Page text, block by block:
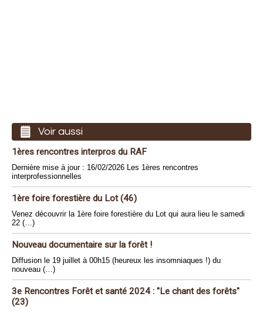
Voir aussi
1ères rencontres interpros du RAF
Dernière mise à jour : 16/02/2026 Les 1ères rencontres
interprofessionnelles
1ère foire forestière du Lot (46)
Venez découvrir la 1ère foire forestière du Lot qui aura lieu le samedi
22 (…)
Nouveau documentaire sur la forêt !
Diffusion le 19 juillet à 00h15 (heureux les insomniaques !) du
nouveau (…)
3e Rencontres Forêt et santé 2024 : "Le chant des forêts"
(23)